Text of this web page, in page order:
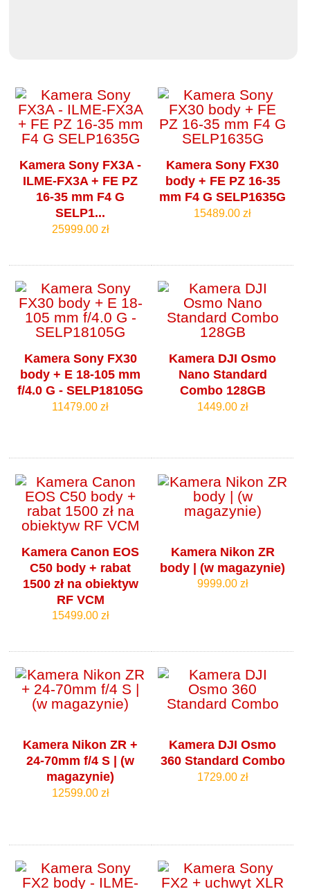
Kamera Sony FX3A -
ILME-FX3A + FE PZ
16-35 mm F4 G
SELP1...
25999.00 zł
Kamera Sony FX30
body + FE PZ 16-35
mm F4 G SELP1635G
15489.00 zł
Kamera Sony FX30
body + E 18-105 mm
f/4.0 G - SELP18105G
11479.00 zł
Kamera DJI Osmo
Nano Standard
Combo 128GB
1449.00 zł
Kamera Canon EOS
C50 body + rabat
1500 zł na obiektyw
RF VCM
15499.00 zł
Kamera Nikon ZR
body | (w magazynie)
9999.00 zł
Kamera Nikon ZR +
24-70mm f/4 S | (w
magazynie)
12599.00 zł
Kamera DJI Osmo
360 Standard Combo
1729.00 zł